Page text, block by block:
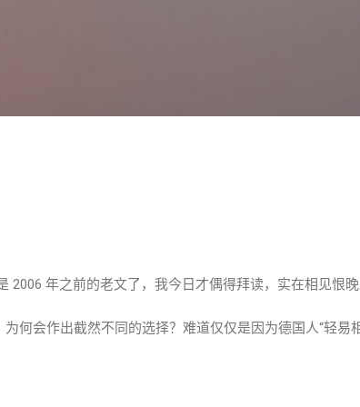
2006 年之前的老文了，我今日才偶得拜读，实在相见恨晚
何会作出截然不同的选择？难道仅仅是因为德国人“轻易